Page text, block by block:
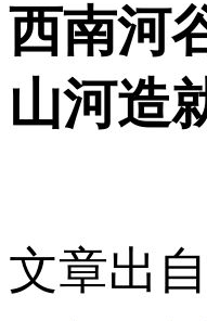
西南河
山河造
文章出